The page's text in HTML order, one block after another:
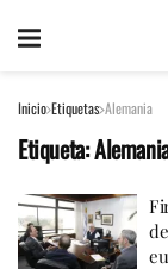
Inicio Etiquetas Alemania
Etiqueta: